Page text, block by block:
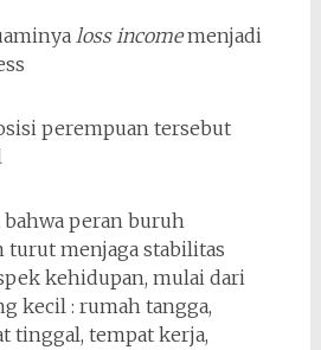
loss incomemenjadi
perempuan tersebut
peran buruh
turut menjaga stabilitas
kehidupan, mulai dari
kecil : rumah tangga,
tinggal, tempat kerja,